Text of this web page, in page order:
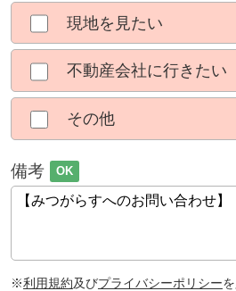
現地を見たい
不動産会社に行きたい
その他
備考 OK
※利用規約及びプライバシーポリシー